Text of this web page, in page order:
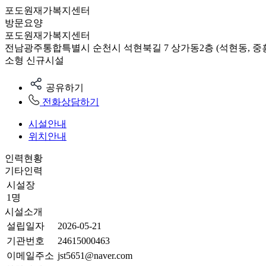
포도원재가복지센터
방문요양
포도원재가복지센터
전남광주통합특별시 순천시 석현북길 7 상가동2층 (석현동, 중
소형 신규시설
공유하기
전화상담하기
시설안내
위치안내
인력현황
기타인력
시설장
1명
시설소개
설립일자
2026-05-21
기관번호
24615000463
이메일주소 jst5651@naver.com